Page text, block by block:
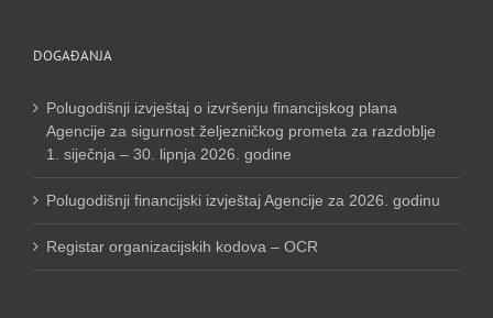
DOGAĐANJA
Polugodišnji izvještaj o izvršenju financijskog plana
Agencije za sigurnost željezničkog prometa za razdoblje
1. siječnja – 30. lipnja 2026. godine
Polugodišnji financijski izvještaj Agencije za 2026. godinu
Registar organizacijskih kodova – OCR